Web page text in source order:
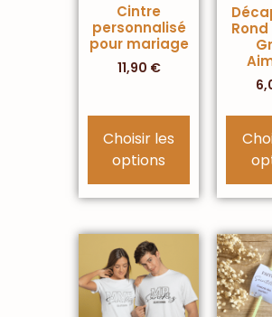
Cintre
personnalisé
pour mariage
11,90 €
Choisir les
options